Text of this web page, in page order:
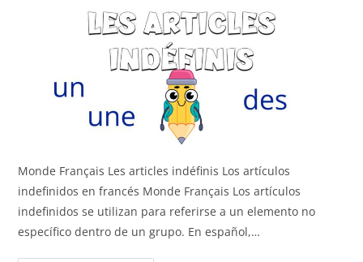
Monde Français Les articles indéfinis Los artículos
indefinidos en francés Monde Français Los artículos
indefinidos se utilizan para referirse a un elemento no
específico dentro de un grupo. En español,…